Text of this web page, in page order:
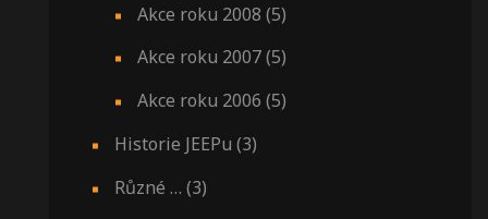
Akce roku 2008 (5)
Akce roku 2007(5)
Akce roku 2006 (5)
Historie JEEPu (3)
Různé … (3)